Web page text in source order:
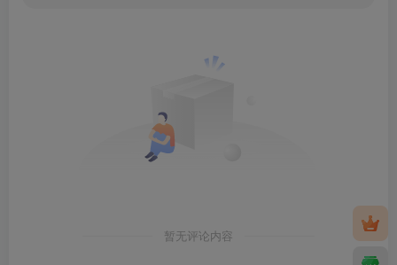
暂无评论内容